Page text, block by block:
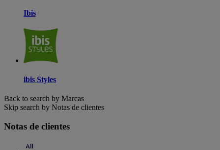
Ibis
ibis Styles
Back to search by Marcas
Skip search by Notas de clientes
Notas de clientes